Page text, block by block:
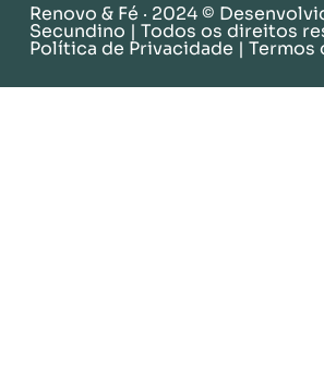
Renovo & Fé · 2024 ©
Secundino | Todos os direitos
Política de Privacidade | Termos